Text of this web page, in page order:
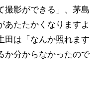
撮影ができる」、茅島
あたたかくなりますよ
田は「なんか照れます
か分からなかったので